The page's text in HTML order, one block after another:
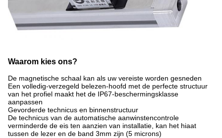
Waarom kies ons?
De magnetische schaal kan als uw vereiste worden gesneden
Een volledig-verzegeld belezen-hoofd met de perfecte structuur
van het profiel maakt het de IP67-beschermingsklasse
aanpassen
Gevorderde technicus en binnenstructuur
De technicus van de automatische aanwinstencontrole
verminderde de eis ten aanzien van installatie, kan het hiaat
tussen de lezer en de band 3mm zijn (5 microns)